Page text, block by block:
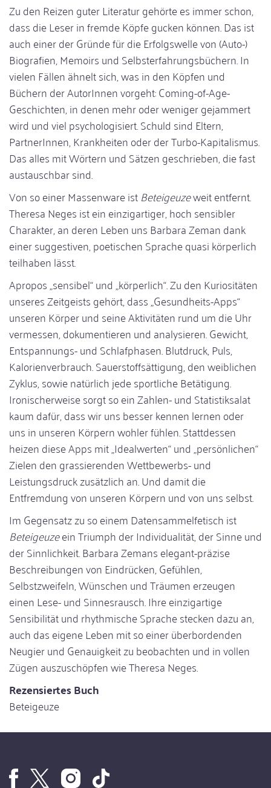
Zu den Reizen guter Literatur gehörte es immer schon,
dass die Leser in fremde Köpfe gucken können. Das ist
auch einer der Gründe für die Erfolgswelle von (Auto-)
Biografien, Memoirs und Selbsterfahrungsbüchern. In
vielen Fällen ähnelt sich, was in den Köpfen und
Büchern der AutorInnen vorgeht: Coming-of-Age-
Geschichten, in denen mehr oder weniger gejammert
wird und viel psychologisiert. Schuld sind Eltern,
PartnerInnen, Krankheiten oder der Turbo-Kapitalismus.
Das alles mit Wörtern und Sätzen geschrieben, die fast
austauschbar sind.
Von so einer Massenware istBeteigeuzeweit entfernt.
Theresa Neges ist ein einzigartiger, hoch sensibler
Charakter, an deren Leben uns Barbara Zeman dank
einer suggestiven, poetischen Sprache quasi körperlich
teilhaben lässt.
Apropos „sensibel“ und „körperlich“. Zu den Kuriositäten
unseres Zeitgeists gehört, dass „Gesundheits-Apps“
unseren Körper und seine Aktivitäten rund um die Uhr
vermessen, dokumentieren und analysieren. Gewicht,
Entspannungs- und Schlafphasen. Blutdruck, Puls,
Kalorienverbrauch. Sauerstoffsättigung, den weiblichen
Zyklus, sowie natürlich jede sportliche Betätigung.
Ironischerweise sorgt so ein Zahlen- und Statistiksalat
kaum dafür, dass wir uns besser kennen lernen oder
uns in unseren Körpern wohler fühlen. Stattdessen
heizen diese Apps mit „Idealwerten“ und „persönlichen“
Zielen den grassierenden Wettbewerbs- und
Leistungsdruck zusätzlich an. Und damit die
Entfremdung von unseren Körpern und von uns selbst.
Im Gegensatz zu so einem Datensammelfetisch ist
Beteigeuzeein Triumph der Individualität, der Sinne und
der Sinnlichkeit. Barbara Zemans elegant-präzise
Beschreibungen von Eindrücken, Gefühlen,
Selbstzweifeln, Wünschen und Träumen erzeugen
einen Lese- und Sinnesrausch. Ihre einzigartige
Sensibilität und rhythmische Sprache stecken dazu an,
auch das eigene Leben mit so einer überbordenden
Neugier und Genauigkeit zu beobachten und in vollen
Zügen auszuschöpfen wie Theresa Neges.
Rezensiertes Buch
Beteigeuze